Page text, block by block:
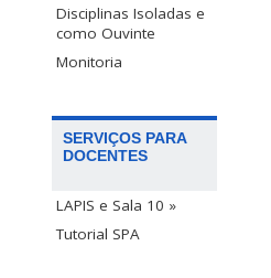
Disciplinas Isoladas e
como Ouvinte
Monitoria
SERVIÇOS PARA
DOCENTES
LAPIS e Sala 10 »
Tutorial SPA